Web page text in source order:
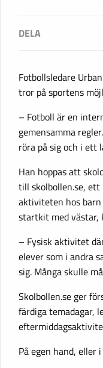
Fotbollsledare
tror på sportens
– Fotboll är en
gemensamma
röra på sig och i ett
Han hoppas att
till skolbollen.se, ett
aktiviteten hos
startkit med västar,
– Fysisk aktivitet
elever som i andra
sig. Många skulle
Skolbollen.se ger
färdiga temadagar,
På egen hand, eller